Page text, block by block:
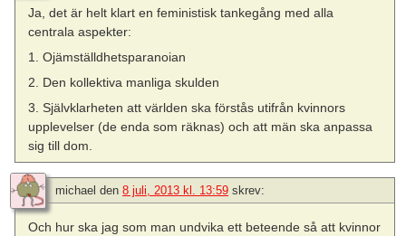
Ja, det är helt klart en feministisk tankegång med alla
centrala aspekter:
1. Ojämställdhetsparanoian
2. Den kollektiva manliga skulden
3. Självklarheten att världen ska förstås utifrån kvinnors
upplevelser (de enda som räknas) och att män ska anpassa
sig till dom.
michael den 8 juli, 2013 kl. 13:59 skrev:
Och hur ska jag som man undvika ett beteende så att kvinnor